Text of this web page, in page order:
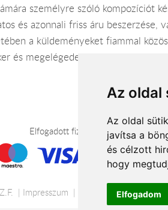
Az oldal
Az oldal
javítsa a
és célzott
hogy
Elfogadom
személyre szóló kompozíciót
és azonnali friss áru
a küldeményeket fiammal
és megelégedettség érdekében.
Elfogadott fizetési módok
Impresszum Adatkezelési tájékoztató